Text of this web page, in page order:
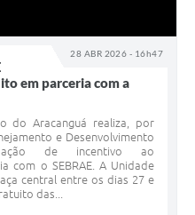
28 ABR 2026 - 16h47
em parceria com a
do Aracanguá realiza, por
e Desenvolvimento
de incentivo ao
com o SEBRAE. A Unidade
central entre os dias 27 e
das...